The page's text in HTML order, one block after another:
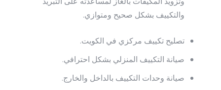
والتكييف بشكل صحيح ومتوازي.
تصليح تكييف مركزي في الكويت.
صيانة التكييف المنزلي بشكل احترافي.
صيانة وحدات التكييف بالداخل والخارج.